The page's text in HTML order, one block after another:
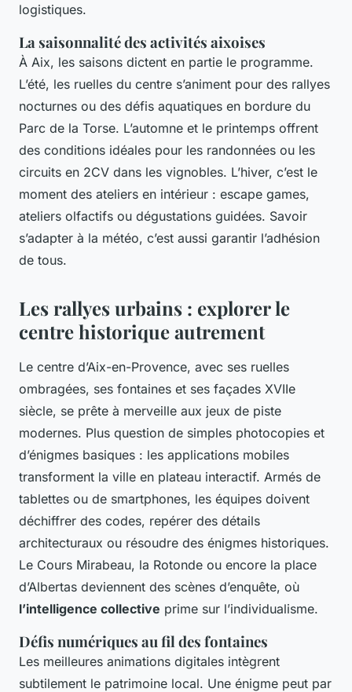
logistiques.
La saisonnalité des activités aixoises
À Aix, les saisons dictent en partie le programme.
L’été, les ruelles du centre s’animent pour des rallyes
nocturnes ou des défis aquatiques en bordure du
Parc de la Torse. L’automne et le printemps offrent
des conditions idéales pour les randonnées ou les
circuits en 2CV dans les vignobles. L’hiver, c’est le
moment des ateliers en intérieur : escape games,
ateliers olfactifs ou dégustations guidées. Savoir
s’adapter à la météo, c’est aussi garantir l’adhésion
de tous.
Les rallyes urbains : explorer le
centre historique autrement
Le centre d’Aix-en-Provence, avec ses ruelles
ombragées, ses fontaines et ses façades XVIIe
siècle, se prête à merveille aux jeux de piste
modernes. Plus question de simples photocopies et
d’énigmes basiques : les applications mobiles
transforment la ville en plateau interactif. Armés de
tablettes ou de smartphones, les équipes doivent
déchiffrer des codes, repérer des détails
architecturaux ou résoudre des énigmes historiques.
Le Cours Mirabeau, la Rotonde ou encore la place
d’Albertas deviennent des scènes d’enquête, où
l’intelligence collective prime sur l’individualisme.
Défis numériques au fil des fontaines
Les meilleures animations digitales intègrent
subtilement le patrimoine local. Une énigme peut par